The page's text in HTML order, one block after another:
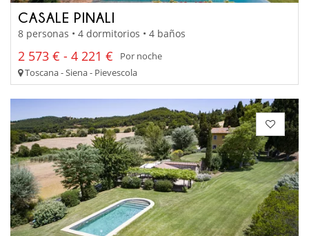
CASALE PINALI
8 personas • 4 dormitorios • 4 baños
2 573 € - 4 221 €
Por noche
Toscana - Siena - Pievescola